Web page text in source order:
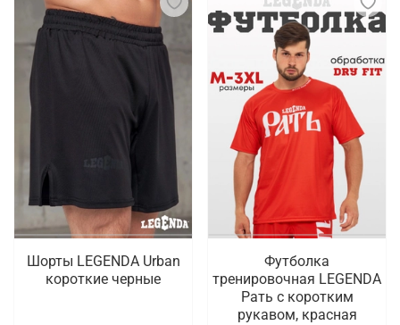
Шорты LEGENDA Urban
короткие черные
Футболка
тренировочная LEGENDA
Рать с коротким
рукавом, красная